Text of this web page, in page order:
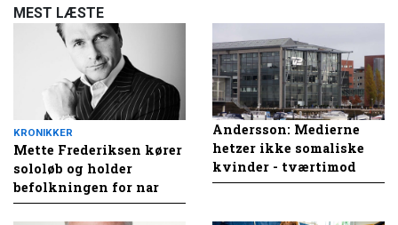
MEST LÆSTE
KRONIKKER
Mette Frederiksen kører
sololøb og holder
befolkningen for nar
Andersson: Medierne
hetzer ikke somaliske
kvinder - tværtimod